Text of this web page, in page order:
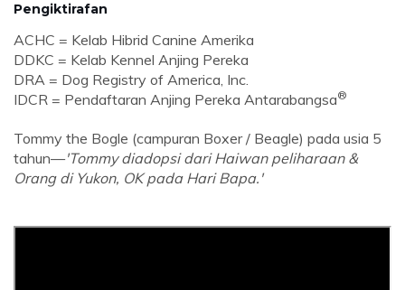
Pengiktirafan
ACHC = Kelab Hibrid Canine Amerika
DDKC = Kelab Kennel Anjing Pereka
DRA = Dog Registry of America, Inc.
IDCR = Pendaftaran Anjing Pereka Antarabangsa®
Tommy the Bogle (campuran Boxer / Beagle) pada usia 5
tahun—'Tommy diadopsi dari Haiwan peliharaan &
Orang di Yukon, OK pada Hari Bapa.'